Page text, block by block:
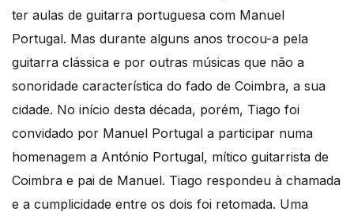
ter aulas de guitarra portuguesa com Manuel
Portugal. Mas durante alguns anos trocou-a pela
guitarra clássica e por outras músicas que não a
sonoridade característica do fado de Coimbra, a sua
cidade. No início desta década, porém, Tiago foi
convidado por Manuel Portugal a participar numa
homenagem a António Portugal, mítico guitarrista de
Coimbra e pai de Manuel. Tiago respondeu à chamada
e a cumplicidade entre os dois foi retomada. Uma